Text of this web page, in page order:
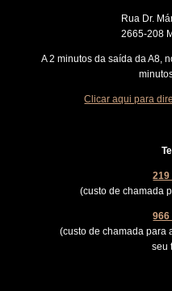
Rua Dr.
2665-208
A 2 minutos da saída da A8,
Clicar aqui para
219
(custo de chamada
966
(custo de chamada para
seu